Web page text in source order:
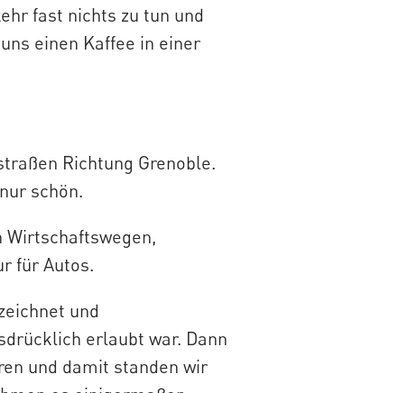
fast nichts zu tun und
einen Kaffee in einer
Richtung Grenoble.
schön.
Wirtschaftswegen,
für Autos.
und
erlaubt war. Dann
und damit standen wir